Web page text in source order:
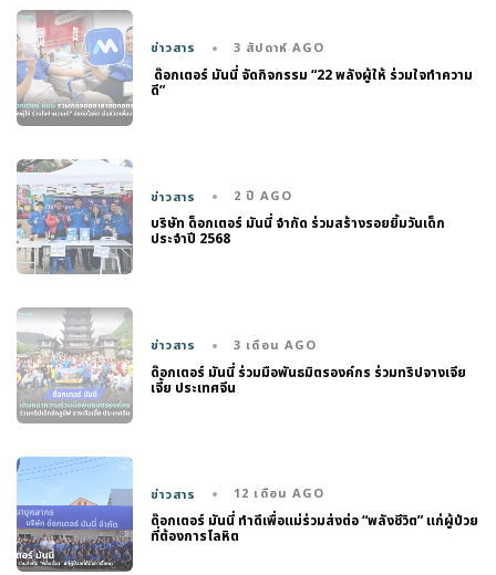
ข่าวสาร 3 สัปดาห์ AGO
ด๊อกเตอร์ มันนี่ จัดกิจกรรม “22 พลังผู้ให้ ร่วมใจทำความ
ดี”
ข่าวสาร 2 ปี AGO
บริษัท ด็อกเตอร์ มันนี่ จำกัด ร่วมสร้างรอยยิ้มวันเด็ก
ประจำปี 2568
ข่าวสาร 3 เดือน AGO
ด๊อกเตอร์ มันนี่ ร่วมมือพันธมิตรองค์กร ร่วมทริปจางเจีย
เจี้ย ประเทศจีน
ข่าวสาร 12 เดือน AGO
ด๊อกเตอร์ มันนี่ ทำดีเพื่อแม่ร่วมส่งต่อ “พลังชีวิต” แก่ผู้ป่วย
ที่ต้องการโลหิต